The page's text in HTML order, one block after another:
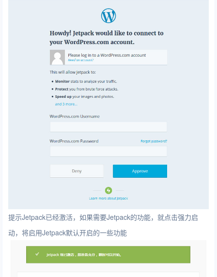
提示Jetpack已经激活，如果需要Jetpack的功能，就点击强力启
动，将启用Jetpack默认开启的一些功能